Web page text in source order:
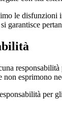
le disfunzioni
garantisce
esprimono
per